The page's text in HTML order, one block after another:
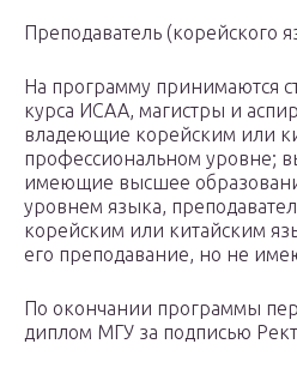
Преподаватель (корейского
На программу принимаются
курса ИСАА, магистры и
владеющие корейским или
профессиональном уровне;
имеющие высшее
уровнем языка,
корейским или китайским
его преподавание, но не
По окончании программы
диплом МГУ за подписью